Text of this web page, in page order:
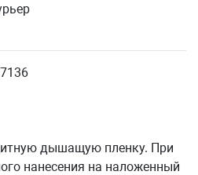
дышащую пленку. При
нанесения на наложенный